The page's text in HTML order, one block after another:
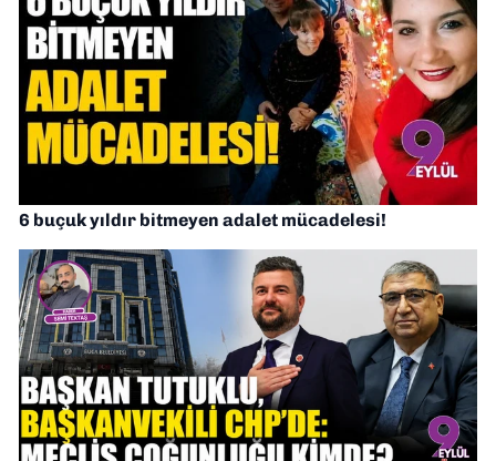
6 buçuk yıldır bitmeyen adalet mücadelesi!